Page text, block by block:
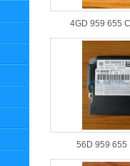
4GD 959 655
56D 959 655